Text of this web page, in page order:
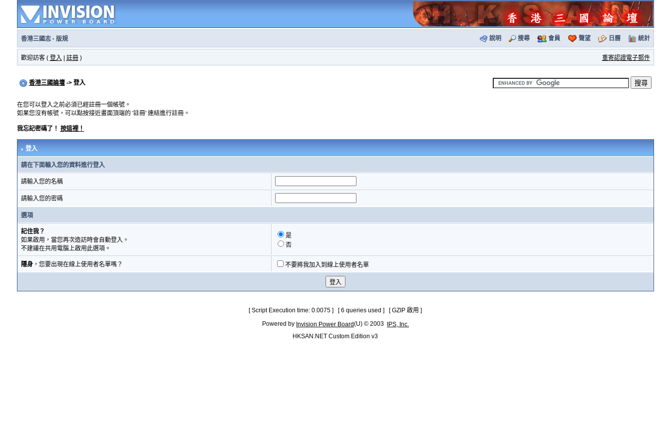
香港三國志· 版規 說明 搜尋 會員 聲望 日曆 統計
歡迎訪客 ( 登入 註冊) 重寄認證電子郵件
香港三國論壇-> 登入
在您可以登入之前必須已經註冊一個帳號。
如果您沒有帳號，可以點按接近畫面頂端的 '註冊' 連結進行註冊。
我忘記密碼了！ 按這裡！
登入
請在下面輸入您的資料進行登入
請輸入您的名稱
請輸入您的密碼
選項
記住我？
如果啟用，當您再次造訪時會自動登入。
不建議在共用電腦上啟用此選項。
是
否
隱身，您要出現在線上使用者名單嗎？ 不要將我加入到線上使用者名單
[ Script Execution time: 0.0075 ] [ 6 queries used ] [ GZIP 啟用 ]
Powered by Invision Power Board(U) © 2003
IPS, Inc.
HKSAN.NET Custom Edition v3